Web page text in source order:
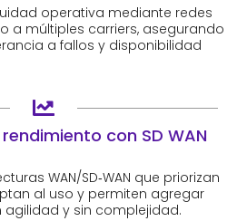
operativa mediante redes
a múltiples carriers, asegurando
a fallos y disponibilidad

con SD WAN
WAN/SD‑WAN que priorizan
al uso y permiten agregar
agilidad y sin complejidad.